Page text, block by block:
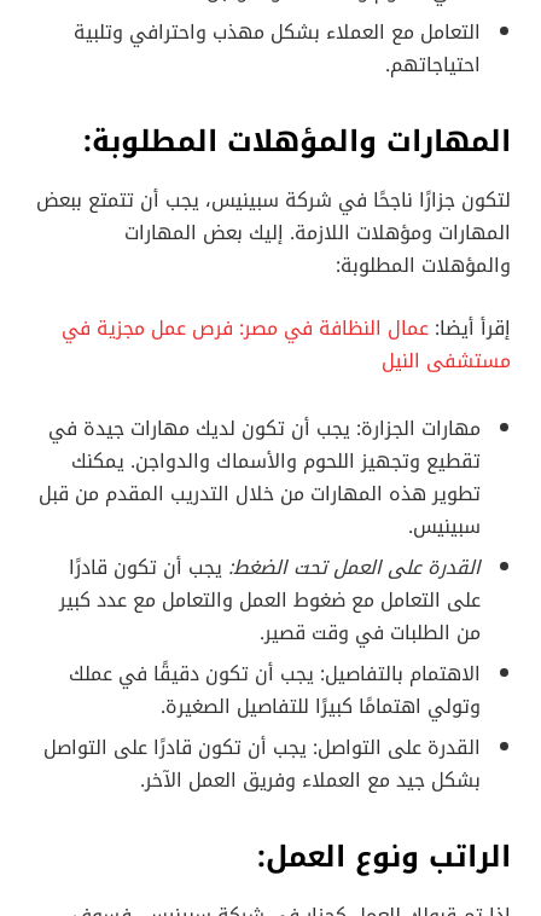
التعامل مع العملاء بشكل مهذب واحترافي وتلبية
احتياجاتهم.
المهارات والمؤهلات المطلوبة:
لتكون جزارًا ناجحًا في شركة سبينيس، يجب أن تتمتع ببعض
المهارات ومؤهلات اللازمة. إليك بعض المهارات
والمؤهلات المطلوبة:
إقرأ أيضا: عمال النظافة في مصر: فرص عمل مجزية في
مستشفى النيل
مهارات الجزارة: يجب أن تكون لديك مهارات جيدة في
تقطيع وتجهيز اللحوم والأسماك والدواجن. يمكنك
تطوير هذه المهارات من خلال التدريب المقدم من قبل
سبينيس.
القدرة على العمل تحت الضغط: يجب أن تكون قادرًا
على التعامل مع ضغوط العمل والتعامل مع عدد كبير
من الطلبات في وقت قصير.
الاهتمام بالتفاصيل: يجب أن تكون دقيقًا في عملك
وتولي اهتمامًا كبيرًا للتفاصيل الصغيرة.
القدرة على التواصل: يجب أن تكون قادرًا على التواصل
بشكل جيد مع العملاء وفريق العمل الآخر.
الراتب ونوع العمل: